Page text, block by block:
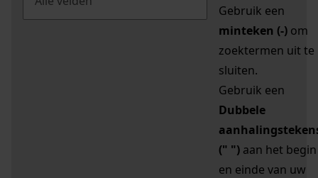
Gebruik een
minteken (-) om
zoektermen uit te
sluiten.
Gebruik een
Dubbele
(" ") aan het begin
en einde van uw